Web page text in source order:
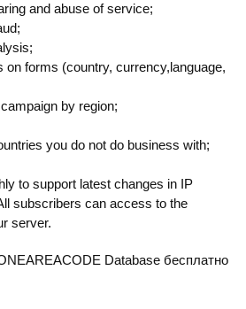
and abuse of service;
on forms (country, currency,language,
by region;
you do not do business with;
to support latest changes in IP
subscribers can access to the
server.
Database бесплатно